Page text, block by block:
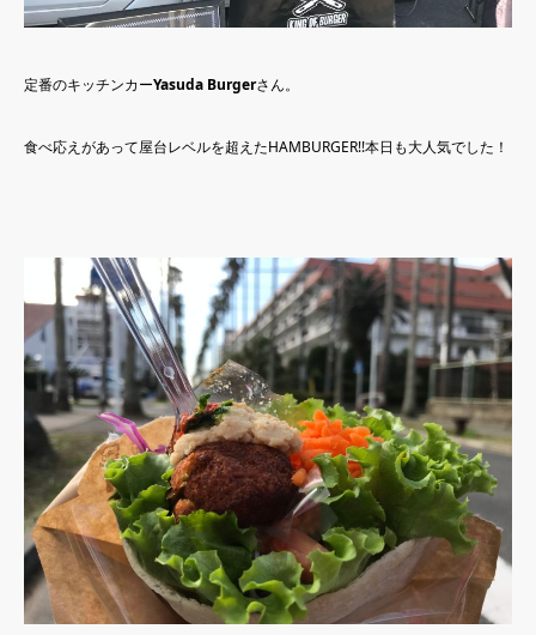
定番のキッチンカーYasuda Burgerさん。
食べ応えがあって屋台レベルを超えたHAMBURGER!!本日も大人気でした！